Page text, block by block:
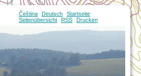
Čeština Deutsch
Startseite
Seitenübersicht
RSS Drucken